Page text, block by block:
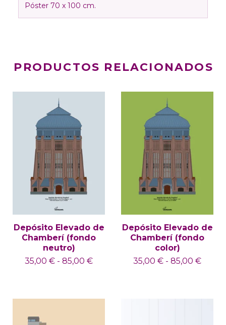
Póster 70 x 100 cm.
PRODUCTOS RELACIONADOS
Depósito Elevado de
Chamberí (fondo
neutro)
35,00 € - 85,00 €
Depósito Elevado de
Chamberí (fondo
color)
35,00 € - 85,00 €